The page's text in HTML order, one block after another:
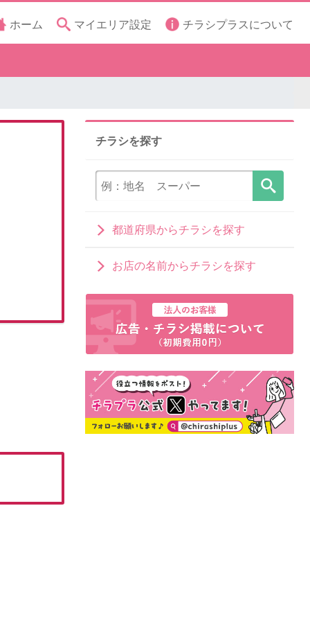
ホーム マイエリア設定 チラシプラスについて
チラシを探す
都道府県からチラシを探す
お店の名前からチラシを探す